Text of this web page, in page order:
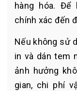
hàng hóa. Để
chính xác đến
Nếu không sử
in và dán tem
ảnh hưởng
gian, chi phí